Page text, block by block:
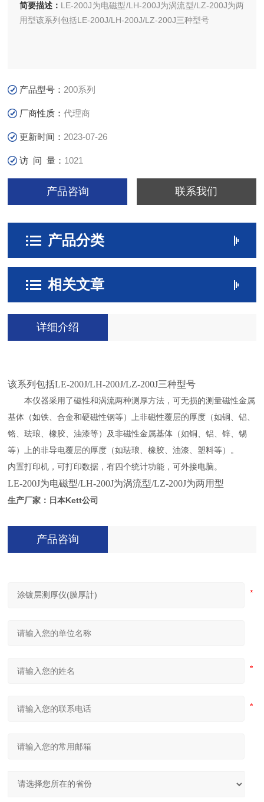
简要描述： LE-200J为电磁型/LH-200J为涡流型/LZ-200J为两
用型该系列包括LE-200J/LH-200J/LZ-200J三种型号
产品型号： 200系列
厂商性质：代理商
更新时间： 2023-07-26
访 问 量： 1021
产品咨询 联系我们
产品分类
相关文章
详细介绍
该系列包括LE-200J/LH-200J/LZ-200J三种型号
本仪器采用了磁性和涡流两种测厚方法，可无损的测量磁性金属
基体（如铁、合金和硬磁性钢等）上非磁性覆层的厚度（如铜、铝、
铬、珐琅、橡胶、油漆等）及非磁性金属基体（如铜、铝、锌、锡
等）上的非导电覆层的厚度（如珐琅、橡胶、油漆、塑料等）。
内置打印机，可打印数据，有四个统计功能，可外接电脑。
LE-200J为电磁型/LH-200J为涡流型/LZ-200J为两用型
生产厂家：日本Kett公司
产品咨询